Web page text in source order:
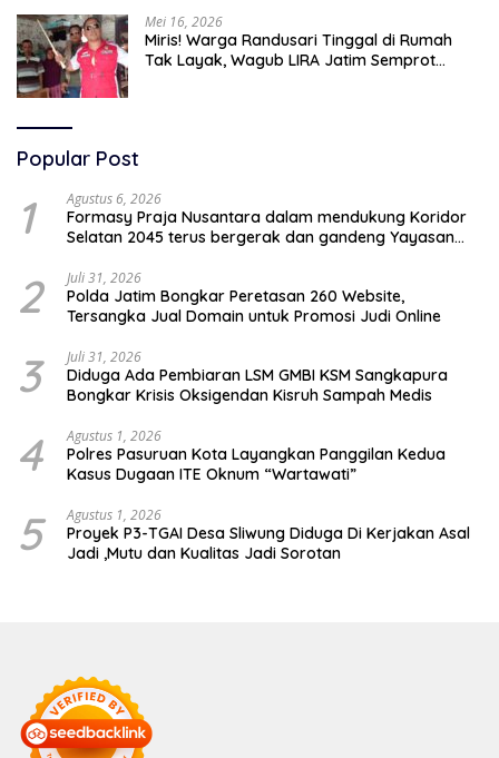
Mei 16, 2026
Miris! Warga Randusari Tinggal di Rumah
Tak Layak, Wagub LIRA Jatim Semprot
Popular Post
1 Agustus 6, 2026
Formasy Praja Nusantara dalam mendukung Koridor
Selatan 2045 terus bergerak dan gandeng Yayasan
2 Juli 31, 2026
Polda Jatim Bongkar Peretasan 260 Website,
Tersangka Jual Domain untuk Promosi Judi Online
3 Juli 31, 2026
Diduga Ada Pembiaran LSM GMBI KSM Sangkapura
Bongkar Krisis Oksigendan Kisruh Sampah Medis
4 Agustus 1, 2026
Polres Pasuruan Kota Layangkan Panggilan Kedua
Kasus Dugaan ITE Oknum “Wartawati”
5 Agustus 1, 2026
Proyek P3-TGAI Desa Sliwung Diduga Di Kerjakan Asal
Jadi ,Mutu dan Kualitas Jadi Sorotan